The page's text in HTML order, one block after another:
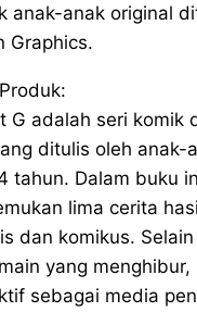
anak-anak original
Graphics.
G adalah seri komik
ditulis oleh anak-
tahun. Dalam buku
lima cerita
dan komikus.
yang menghibur,
sebagai media